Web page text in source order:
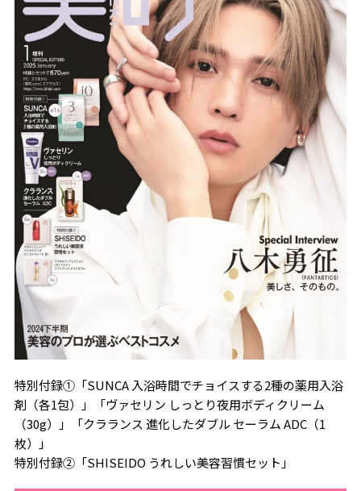
特別付録①「SUNCA 入浴時間でチョイスする2種の薬用入浴
剤（各1包）」「ヴァセリン しっとり夜用ボディクリーム
（30g）」「クラランス 進化したダブル セーラム ADC（1
枚）」
特別付録②「SHISEIDO うれしい美容習慣セット」